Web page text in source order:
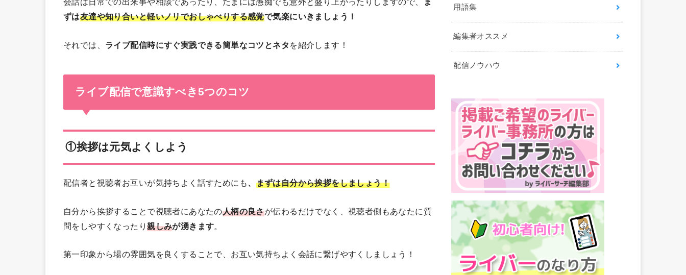
ずは友達や知り合いと軽いノリでおしゃべりする感覚で気楽にいきましょう！
それでは、 ライブ配信時にすぐ実践できる簡単なコツとネタ を紹介します！
ライブ配信で意識すべき5つのコツ
①挨拶は元気よくしよう
配信者と視聴者お互いが気持ちよく話すためにも、 まずは自分から挨拶をしましょう！
自分から挨拶することで視聴者にあなたの人柄の良さが伝わるだけでなく、視聴者側もあなたに質
問をしやすくなったり親しみが湧きます。
第一印象から場の雰囲気を良くすることで、お互い気持ちよく会話に繋げやすくしましょう！
用語集
編集者オススメ
配信ノウハウ